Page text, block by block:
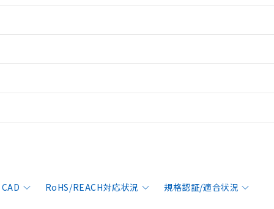
CAD RoHS/REACH対応状況 規格認証/適合状況